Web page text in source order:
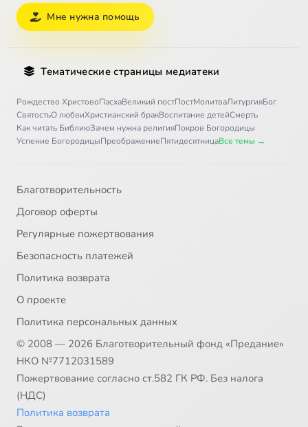
Мне нужна помощь
Тематические страницы медиатеки
Рождество ХристовоПасхаВеликий постПостМолитваЛитургияБог
СвятостьО любвиХристианский бракВоспитание детейСмерть
Как читать БиблиюЗачем нужна религияПокров Богородицы
Успение БогородицыПреображениеПятидесятницаВсе темы →
Благотворительность
Договор оферты
Регулярные пожертвования
Безопасность платежей
Политика возврата
О проекте
Политика персональных данных
© 2008 — 2026 Благотворительный фонд «Предание»
НКО №7712031589
Пожертвование согласно ст.582 ГК РФ. Без налога
(НДС)
Политика возврата